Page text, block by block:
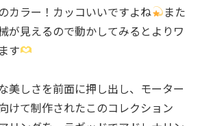
カラー！カッコいいですよね
また
が見えるので動かしてみるとよりワ
す
美しさを前面に押し出し、モーター
けて制作されたこのコレクション